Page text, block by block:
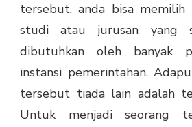
tersebut, anda bisa memilih
studi atau jurusan yang
dibutuhkan oleh banyak
instansi pemerintahan.
tersebut tiada lain adalah
Untuk menjadi seorang